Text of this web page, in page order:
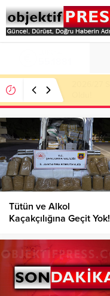
Tütün ve Alkol
Kaçakçılığına Geçit Yok!